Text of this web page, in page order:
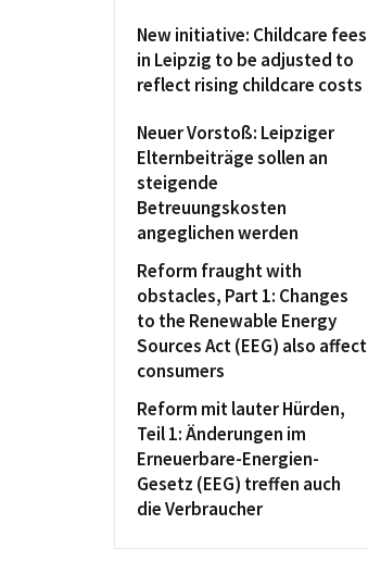
New initiative: Childcare fees
in Leipzig to be adjusted to
reflect rising childcare costs
Neuer Vorstoß: Leipziger
Elternbeiträge sollen an
steigende
Betreuungskosten
angeglichen werden
Reform fraught with
obstacles, Part 1: Changes
to the Renewable Energy
Sources Act (EEG) also affect
consumers
Reform mit lauter Hürden,
Teil 1: Änderungen im
Erneuerbare-Energien-
Gesetz (EEG) treffen auch
die Verbraucher